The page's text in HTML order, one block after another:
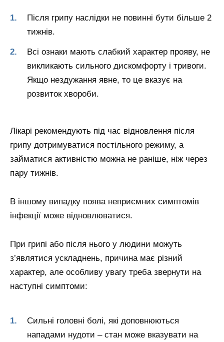
Після грипу наслідки не повинні бути більше 2
тижнів.
Всі ознаки мають слабкий характер прояву, не
викликають сильного дискомфорту і тривоги.
Якщо нездужання явне, то це вказує на
розвиток хвороби.
Лікарі рекомендують під час відновлення після
грипу дотримуватися постільного режиму, а
займатися активністю можна не раніше, ніж через
пару тижнів.
В іншому випадку поява неприємних симптомів
інфекції може відновлюватися.
При грипі або після нього у людини можуть
з’являтися ускладнень, причина має різний
характер, але особливу увагу треба звернути на
наступні симптоми:
Сильні головні болі, які доповнюються
нападами нудоти – стан може вказувати на